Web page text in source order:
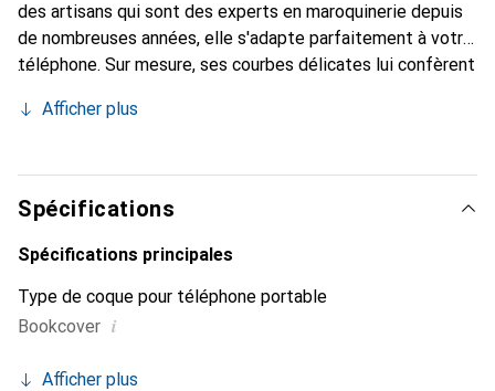
des artisans qui sont des experts en maroquinerie depuis
de nombreuses années, elle s'adapte parfaitement à votre
téléphone. Sur mesure, ses courbes délicates lui confèrent
chic et essentiel pour votre smartphone. Reconnaître
marque Noreve est un choix sûr pour une clientèle
exigeante.
Afficher plus
Spécifications
Spécifications principales
Type de coque pour téléphone portable
Bookcover i
Afficher plus